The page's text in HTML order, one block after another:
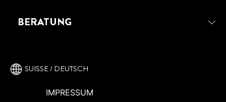
SCHRITT
EINFACH BASTELST DU EINE DIY-
FILZTAFEL
ERINNERUNGEN SCHAFFEN
BERATUNG
SUISSE / DEUTSCH
IMPRESSUM